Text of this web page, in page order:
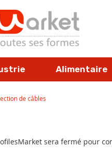
Alimentaire
de câbles
sera fermé pour